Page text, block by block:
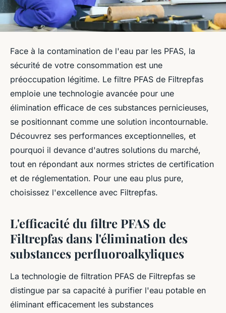
Face à la contamination de l'eau par les PFAS, la
sécurité de votre consommation est une
préoccupation légitime. Le filtre PFAS de Filtrepfas
emploie une technologie avancée pour une
élimination efficace de ces substances pernicieuses,
se positionnant comme une solution incontournable.
Découvrez ses performances exceptionnelles, et
pourquoi il devance d'autres solutions du marché,
tout en répondant aux normes strictes de certification
et de réglementation. Pour une eau plus pure,
choisissez l'excellence avec Filtrepfas.
L'efficacité du filtre PFAS de
Filtrepfas dans l'élimination des
substances perfluoroalkyliques
La technologie de filtration PFAS de Filtrepfas se
distingue par sa capacité à purifier l'eau potable en
éliminant efficacement les substances